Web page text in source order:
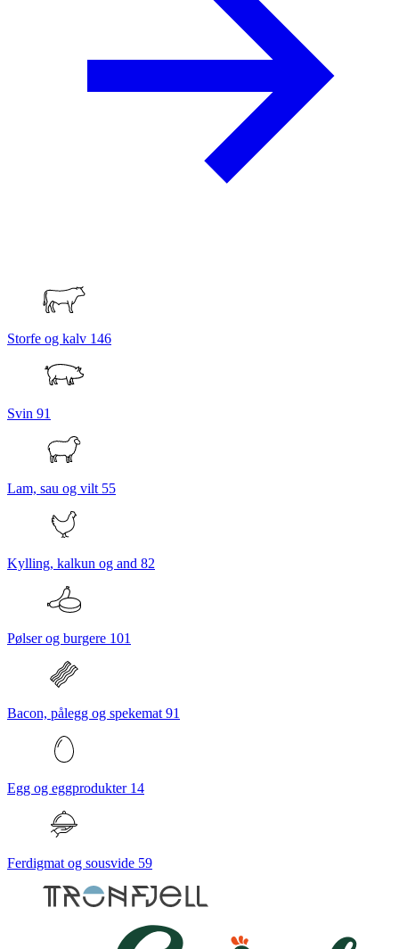
Storfe og kalv 146
Svin 91
Lam, sau og vilt 55
Kylling, kalkun og and 82
Pølser og burgere 101
Bacon, pålegg og spekemat 91
Egg og eggprodukter 14
Ferdigmat og sousvide 59